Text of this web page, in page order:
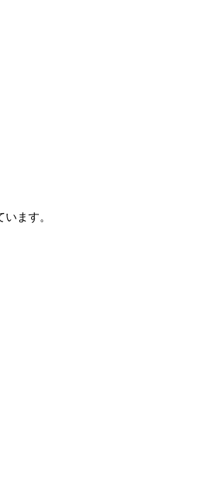
ます。